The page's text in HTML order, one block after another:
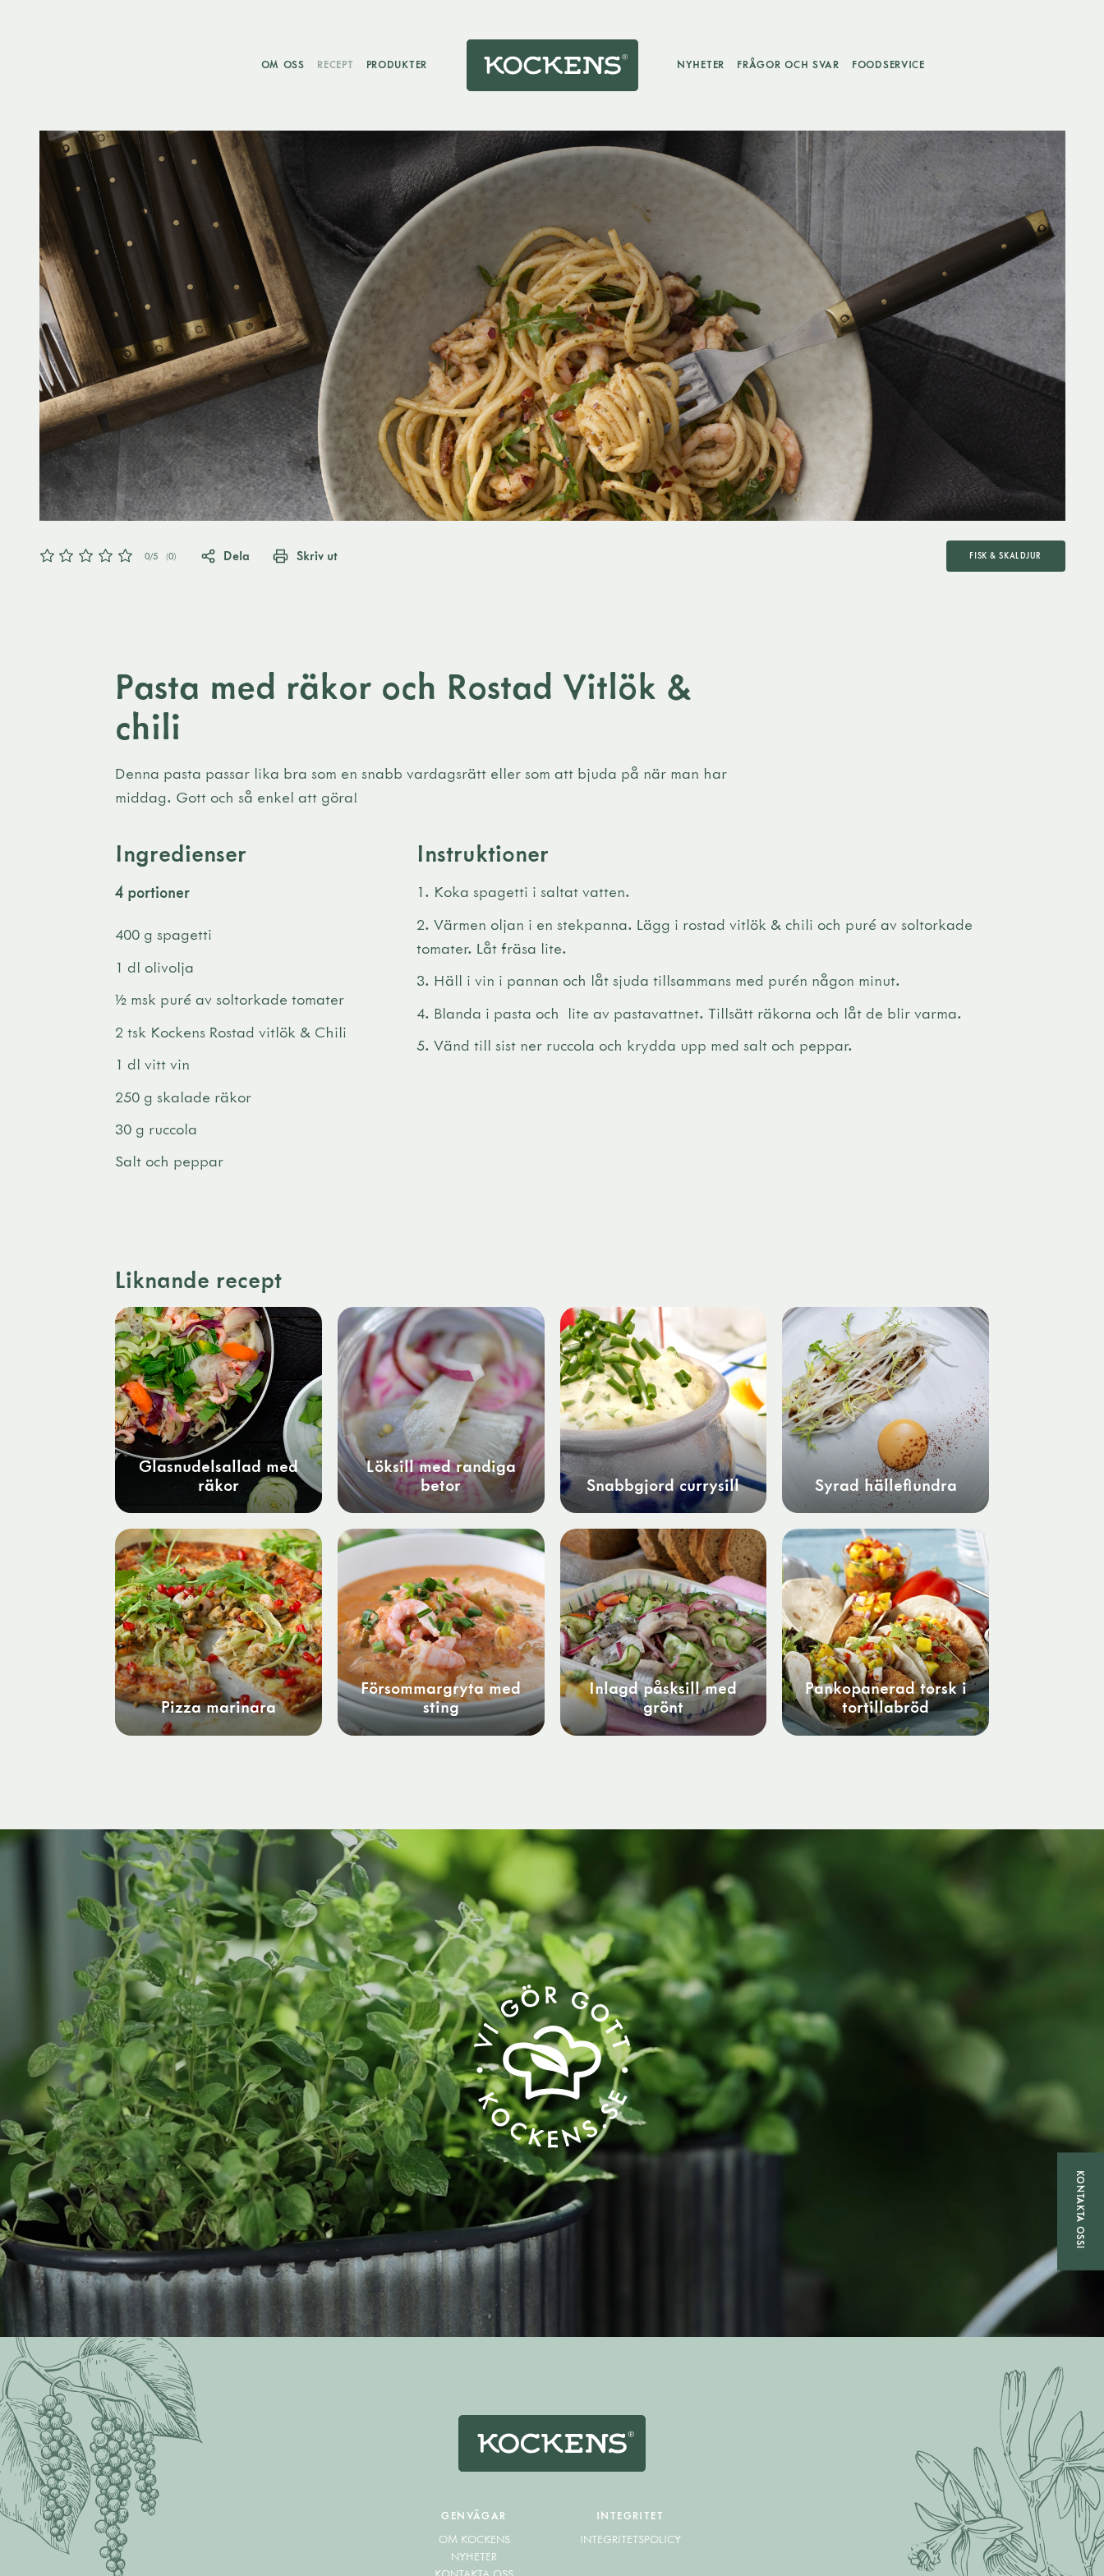
OM OSS RECEPT PRODUKTER NYHETER FRÅGOR OCH SVAR FOODSERVICE
0/5 (0) Dela Skriv ut FISK & SKALDJUR
Pasta med räkor och Rostad Vitlök &
chili
Denna pasta passar lika bra som en snabb vardagsrätt eller som att bjuda på när man har
middag. Gott och så enkel att göra!
Ingredienser
4 portioner
400 g spagetti
1 dl olivolja
½ msk puré av soltorkade tomater
2 tsk Kockens Rostad vitlök & Chili
1 dl vitt vin
250 g skalade räkor
30 g ruccola
Salt och peppar
Instruktioner
Koka spagetti i saltat vatten.
Värmen oljan i en stekpanna. Lägg i rostad vitlök & chili och puré av soltorkade
tomater. Låt fräsa lite.
Häll i vin i pannan och låt sjuda tillsammans med purén någon minut.
Blanda i pasta och lite av pastavattnet. Tillsätt räkorna och låt de blir varma.
Vänd till sist ner ruccola och krydda upp med salt och peppar.
Liknande recept
Glasnudelsallad med
räkor
Löksill med randiga
betor
Snabbgjord currysill Syrad hälleflundra
Pizza marinara
Försommargryta med
sting
Inlagd påsksill med
grönt
Pankopanerad torsk i
tortillabröd
GENVÄGAR
OM KOCKENS
NYHETER
INTEGRITET
INTEGRITETSPOLICY
KONTAKTA OSS!